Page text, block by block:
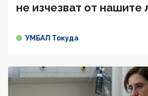
не изчезват от нашите
УМБАЛ Токуда